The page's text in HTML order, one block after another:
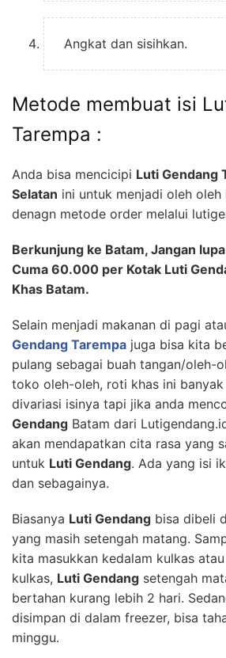
Angkat dan sisihkan.
Metode membuat isi
Tarempa :
Anda bisa mencicipi Luti Gendang
Selatan ini untuk menjadi oleh oleh
denagn metode order melalui
Berkunjung ke Batam, Jangan
Cuma 60.000 per Kotak Luti
Khas Batam.
Selain menjadi makanan di pagi
Gendang Tarempa juga bisa kita
pulang sebagai buah tangan/oleh-
toko oleh-oleh, roti khas ini
divariasi isinya tapi jika anda
Gendang Batam dari
akan mendapatkan cita rasa yang
untuk Luti Gendang. Ada yang isi
dan sebagainya.
Biasanya Luti Gendang bisa dibeli
yang masih setengah matang.
kita masukkan kedalam kulkas
kulkas, Luti Gendang setengah
bertahan kurang lebih 2 hari.
disimpan di dalam freezer, bisa
minggu.